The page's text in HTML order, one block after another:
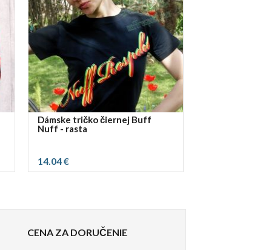
Dámske tričko čiernej Buff
Nuff - rasta
14.04 €
CENA ZA DORUČENIE